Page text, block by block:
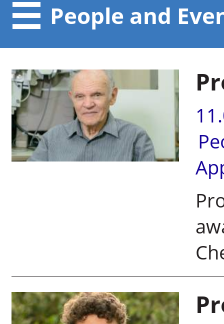
People and